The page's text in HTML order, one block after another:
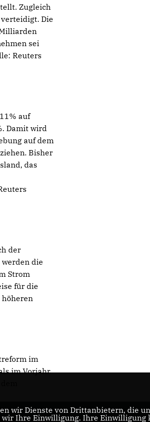
Zugleich
Die
sei
Reuters
auf
Damit wird
auf dem
Bisher
das
der
die
Strom
für die
höheren
im
im Vorjahr.
wir Dienste von Drittanbietern, die
Ihre Einwilligung. Ihre Einwilligung